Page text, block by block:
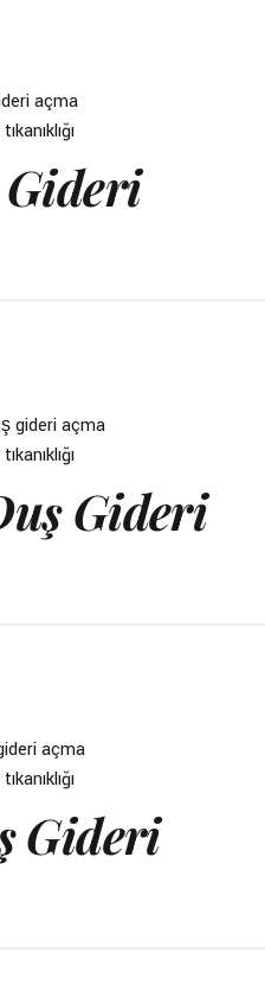
açma
gideri açma
Gideri
açma
Gideri